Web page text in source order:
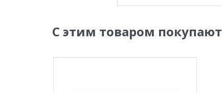
С этим товаром покупают